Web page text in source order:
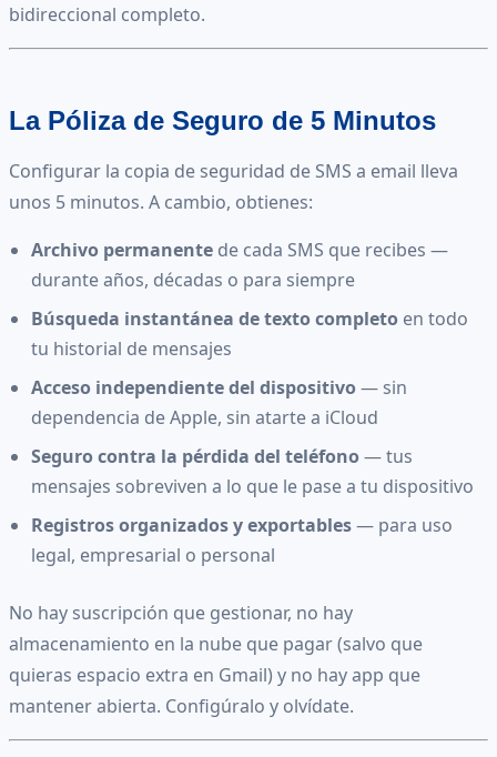
bidireccional completo.
La Póliza de Seguro de 5 Minutos
Configurar la copia de seguridad de SMS a email lleva
unos 5 minutos. A cambio, obtienes:
Archivo permanente de cada SMS que recibes —
durante años, décadas o para siempre
Búsqueda instantánea de texto completo en todo
tu historial de mensajes
Acceso independiente del dispositivo— sin
dependencia de Apple, sin atarte a iCloud
Seguro contra la pérdida del teléfono— tus
mensajes sobreviven a lo que le pase a tu dispositivo
Registros organizados y exportables— para uso
legal, empresarial o personal
No hay suscripción que gestionar, no hay
almacenamiento en la nube que pagar (salvo que
quieras espacio extra en Gmail) y no hay app que
mantener abierta. Configúralo y olvídate.